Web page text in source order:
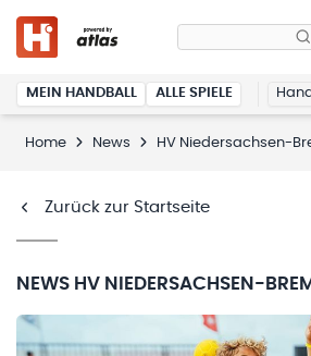
MEIN HANDBALL ALLE SPIELE
Home News HV Niedersachsen-
Zurück zur Startseite
NEWS HV NIEDERSACHSEN-